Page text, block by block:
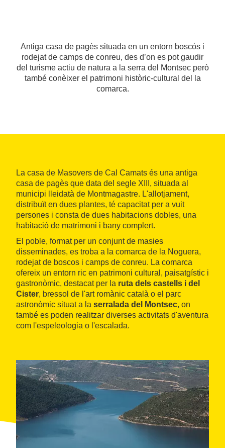
Antiga casa de pagès situada en un entorn boscós i
rodejat de camps de conreu, des d’on es pot gaudir
del turisme actiu de natura a la serra del Montsec però
també conèixer el patrimoni històric-cultural del la
comarca.
La casa de Masovers de Cal Camats és una antiga
casa de pagès que data del segle XIII, situada al
municipi lleidatà de Montmagastre. L'allotjament,
distribuït en dues plantes, té capacitat per a vuit
persones i consta de dues habitacions dobles, una
habitació de matrimoni i bany complert.
El poble, format per un conjunt de masies
disseminades, es troba a la comarca de la Noguera,
rodejat de boscos i camps de conreu. La comarca
ofereix un entorn ric en patrimoni cultural, paisatgístic i
gastronòmic, destacat per la ruta dels castells i del
Cister, bressol de l'art romànic català o el parc
astronòmic situat a la serralada del Montsec, on
també es poden realitzar diverses activitats d'aventura
com l'espeleologia o l'escalada.